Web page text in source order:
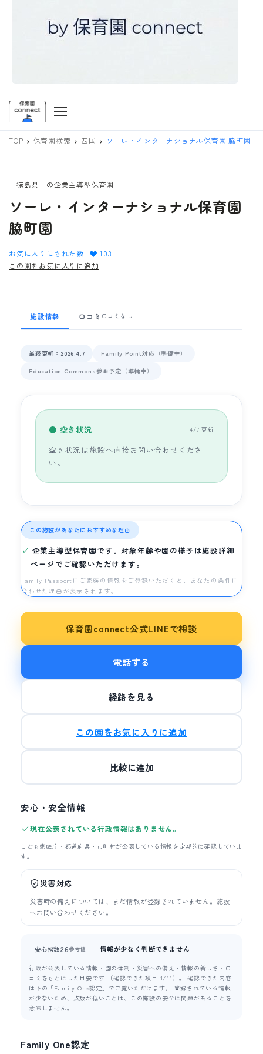
TOP 保育園検索 四国 ソーレ・インターナショナル保育園 脇町園
「徳島県」の企業主導型保育園
ソーレ・インターナショナル保育園
脇町園
お気に入りにされた数
103
この園をお気に入りに追加
施設情報 口コミ 口コミなし
最終更新：2026.4.7
Family Point対応（準備中）
Education Commons参画予定（準備中）
● 空き状況 4/7 更新
空き状況は施設へ直接お問い合わせくださ
い。
この施設があなたにおすすめな理由
企業主導型保育園です。対象年齢や園の様子は施設詳細
ページでご確認いただけます。
Family Passportにご家族の情報をご登録いただくと、あなたの条件に
合わせた理由が表示されます。
保育園connect公式LINEで相談
電話する
経路を見る
この園をお気に入りに追加
比較に追加
安心・安全情報
現在公表されている行政情報はありません。
こども家庭庁・都道府県・市町村が公表している情報を定期的に確認していま
す。
災害対応
災害時の備えについては、まだ情報が登録されていません。施設
へお問い合わせください。
安心指数26参考値 情報が少なく判断できません
行政が公表している情報・園の体制・災害への備え・情報の新しさ・口
コミをもとにした目安です （確認できた項目 1/11）。 確認できた内容
は下の「Family One認定」でご覧いただけます。 登録されている情報
が少ないため、点数が低いことは、この施設の安全に問題があることを
意味しません。
Family One認定